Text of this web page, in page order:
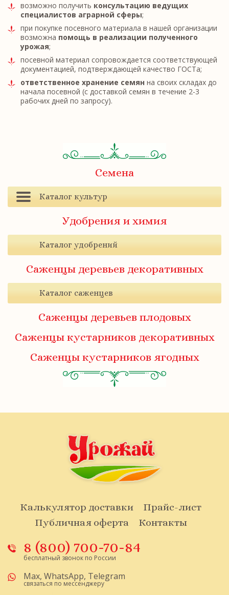
Семена
Каталог культур
Удобрения и химия
Каталог удобрений
Саженцы деревьев декоративных
Каталог саженцев
Саженцы деревьев плодовых
Саженцы кустарников декоративных
Саженцы кустарников ягодных
возможно получить консультацию ведущих
специалистов аграрной сферы;
при покупке посевного материала в нашей организации
возможна помощь в реализации полученного
урожая;
посевной материал сопровождается соответствующей
документацией, подтверждающей качество ГОСТа;
ответственное хранение семян на своих складах до
начала посевной (с доставкой семян в течение 2-3
рабочих дней по запросу).
Калькулятор доставки
Прайс-лист
Публичная оферта
Контакты
8 (800) 700-70-84
бесплатный звонок по России
Max, WhatsApp, Telegram
связаться по мессенджеру